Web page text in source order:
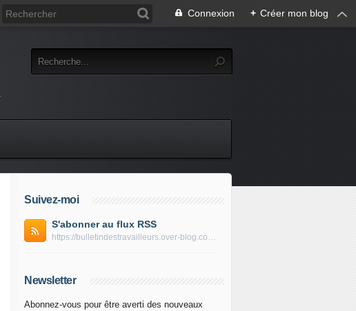
Connexion + Créer mon blog
Suivez-moi
S'abonner au flux RSS
https://bulletindestravailleurs.over-blog.com/rss
Newsletter
Abonnez-vous pour être averti des nouveaux